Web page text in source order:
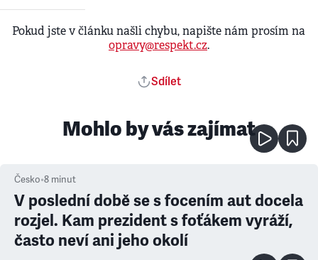
Pokud jste v článku našli chybu, napište nám prosím na
opravy@respekt.cz.
Sdílet
Mohlo by vás zajímat
Česko•8 minut
V poslední době se s focením aut docela
rozjel. Kam prezident s foťákem vyráží,
často neví ani jeho okolí